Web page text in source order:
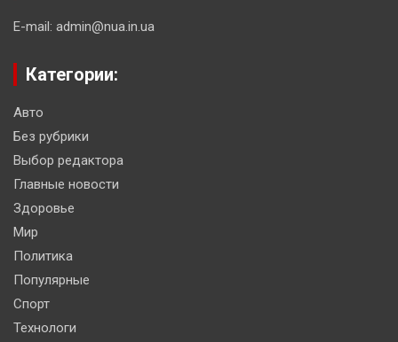
E-mail: admin@nua.in.ua
Категории:
Авто
Без рубрики
Выбор редактора
Главные новости
Здоровье
Мир
Политика
Популярные
Спорт
Технологи